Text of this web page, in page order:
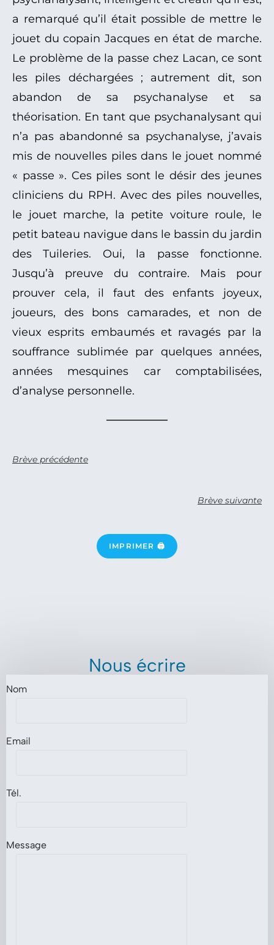
a remarqué qu’il était possible de mettre le
jouet du copain Jacques en état de marche.
Le problème de la passe chez Lacan, ce sont
les piles déchargées ; autrement dit, son
abandon de sa psychanalyse et sa
théorisation. En tant que psychanalysant qui
n’a pas abandonné sa psychanalyse, j’avais
mis de nouvelles piles dans le jouet nommé
« passe ». Ces piles sont le désir des jeunes
cliniciens du RPH. Avec des piles nouvelles,
le jouet marche, la petite voiture roule, le
petit bateau navigue dans le bassin du jardin
des Tuileries. Oui, la passe fonctionne.
Jusqu’à preuve du contraire. Mais pour
prouver cela, il faut des enfants joyeux,
joueurs, des bons camarades, et non de
vieux esprits embaumés et ravagés par la
souffrance sublimée par quelques années,
années mesquines car comptabilisées,
d’analyse personnelle.
Brève précédente
Brève suivante
IMPRIMER 🖨
Nous écrire
Nom
Email
Tél.
Message